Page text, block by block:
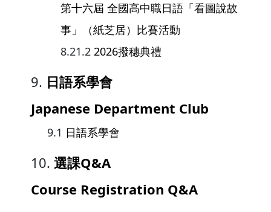
第十六屆 全國高中職日語「看圖說故
事」（紙芝居）比賽活動
2026撥穗典禮
日語系學會
Japanese Department Club
日語系學會
選課Q&A
Course Registration Q&A